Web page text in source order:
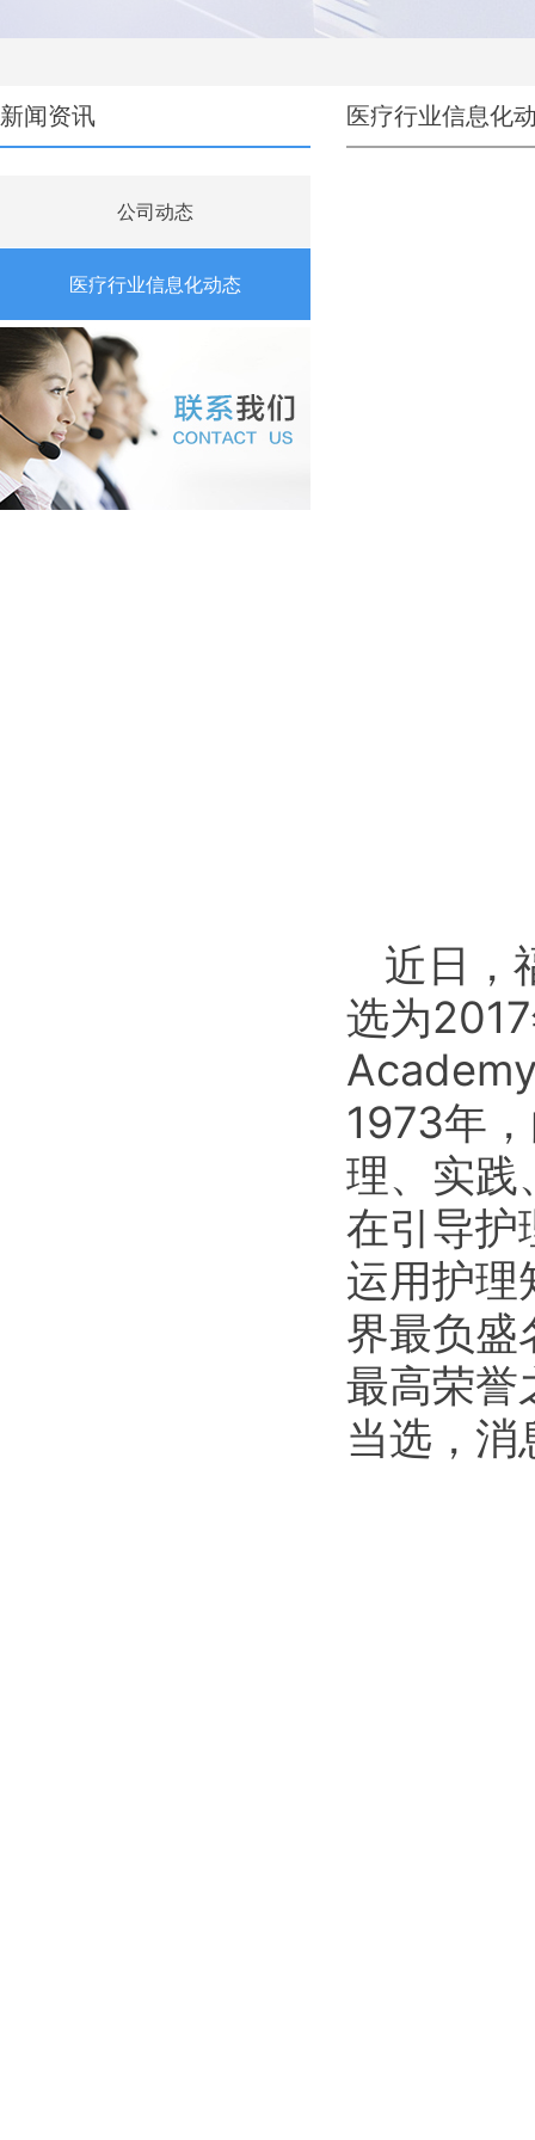
新闻资讯
公司动态
医疗行业信息化动态
医疗行业信息化
近日，
选为
1973年
理、实践
在引导护
运用护理
界最负盛
最高荣誉
当选，消